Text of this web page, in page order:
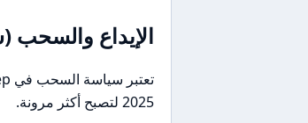
الإيداع والسحب
2025 لتصبح أكثر مرونة.